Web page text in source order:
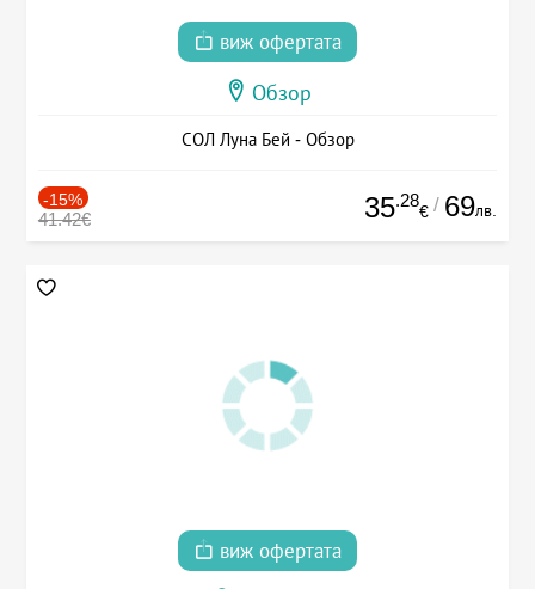
виж офертата
Обзор
СОЛ Луна Бей - Обзор
-15%
41.42€ 35.28
€ / 69лв.
виж офертата